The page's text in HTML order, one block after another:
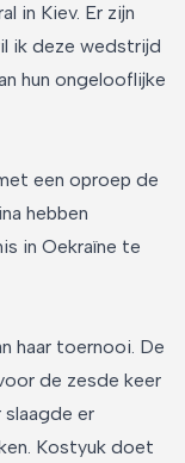
in Kiev. Er zijn
ik deze wedstrijd
hun ongelooflijke
een oproep de
hebben
in Oekraïne te
haar toernooi. De
de zesde keer
slaagde er
Kostyuk doet